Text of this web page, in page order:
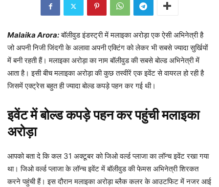
Malaika Arora:बॉलीवुड इंडस्ट्री में मलाइका अरोड़ा एक ऐसी अभिनेत्री है
जो अपनी निजी जिंदगी के अलावा अपनी एक्टिंग को लेकर भी सबसे ज्यादा सुर्खियों
में बनी रहती हैं। मलाइका अरोड़ा का नाम बॉलीवुड की सबसे बोल्ड अभिनेत्री में
आता है। इसी बीच मलाइका अरोड़ा की कुछ तस्वीरें एक इवेंट से वायरल हो रही है
जिसमें एक्ट्रेस बहुत ही ज्यादा बोल्ड कपड़े पहन कर गई थी।
इवेंट में बोल्ड कपड़े पहन कर पहुंची मलाइका
अरोड़ा
आपको बता दे कि कल 31 अक्टूबर को जिओ वर्ल्ड प्लाजा का लॉन्च इवेंट रखा गया
था। जिओ वर्ल्ड प्लाजा के लॉन्च इवेंट में बॉलीवुड की फेमस अभिनेत्री शिरकत
करने पहुंची हैं। इस दौरान मलाइका अरोड़ा ब्लैक कलर के आउटफिट में नजर आई